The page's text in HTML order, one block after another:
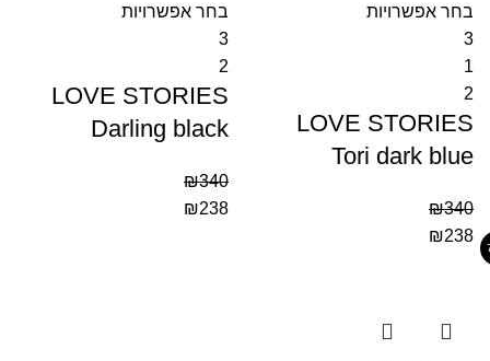
בחר אפשרויות
3
1
2
LOVE STORIES
Tori dark blue
₪340
₪238
בחר אפשרויות
3
2
LOVE STORIES
Darling black
₪340
₪238